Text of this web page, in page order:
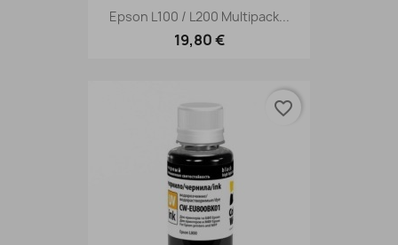
Epson L100 / L200 Multipack...
19,80 €
favorite_border